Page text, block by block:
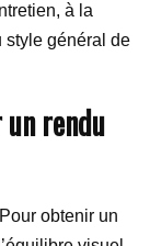
à la
style général de
rendu
obtenir un